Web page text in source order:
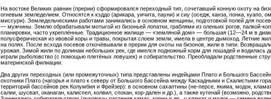
На востоке Великих равнин (прерии) сформировался переходный тип, сочетавший конную охоту на
огневым земледелием. Относятся к кэддо (арикара, уичита, пауни) и сиу (оседж, канза, понка, куапо,
миссури). Земледельческими работами занимались в основном женщины, подготовкой полей для
— мужчины. Землю обрабатывали мотыгой из бизоньей лопатки, граблями из оленьих рогов, палкой-
планировки, часто укреплённые. Традиционное жилище — «земляной дом» — большая (12—24 м в
полусферическая из ивовой коры и травы, покрытая слоем земли, имела в центре дымоход. Летние
на полях. После всхода посевов откочёвывали в прерии для охоты на бизонов, жили в типи.
урожая. Зимой жили по долинам небольших рек, где имелся подножный корм для лошадей и водилась
играли рыболовство (с помощью плетёных ловушек) и собирательство. Преобладали родственные
материнской филиации.
Два других переходных (или промежуточных) типа представлены индейцами Плато и Большого
охотники Плато (нагорья и плато к северу от Большого Бассейна между Каскадными и Скалистыми
территорий бассейнов рек Колумбия и Фрейзер): в основном сахаптины (не-персе, якима, модок,
салии, шусвап, оканаган, калиспел, колвил, спокан, кор-дален и др.), а также кутенай (возможно,